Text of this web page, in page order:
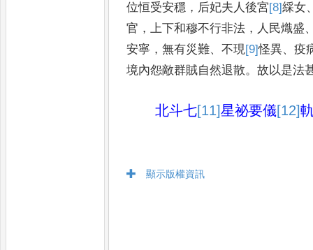
位恒受安穩 ， 后妃夫人後宮[8]綵女
官 ，上下和穆不行非法 ， 人民熾盛
安寧 ，無有災難、不現[9]怪異、疫
境內怨敵群賊自然退散。故以是法
北斗七[11]星祕要儀[12]
顯示版權資訊